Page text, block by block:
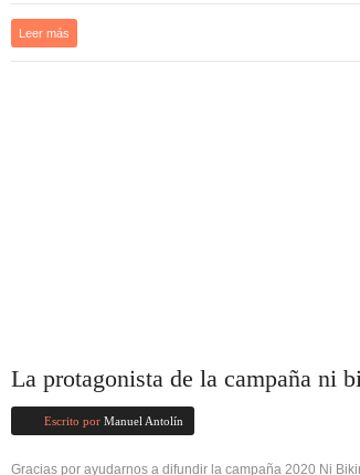
Leer más
La protagonista de la campaña ni
Escrito por Manuel Antolín
Gracias por ayudarnos a difundir la campaña 2020 Ni